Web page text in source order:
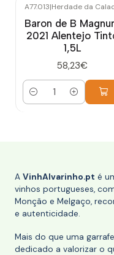
A77.013|Herdade da
Baron de B
2021 Alentejo
1,5L
58,23€
Quantidade
A VinhAlvarinho.pt é
vinhos portugueses,
Monção e Melgaço,
e autenticidade.
Mais do que uma
dedicado a valorizar o